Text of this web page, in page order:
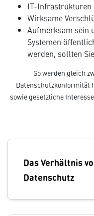
IT-Infrastrukturen
Wirksame
Aufmerksam sein
Systemen
werden, sollten
So werden gleich
Datenschutzkonformität
sowie gesetzliche
Das Verhältnis
Datenschutz